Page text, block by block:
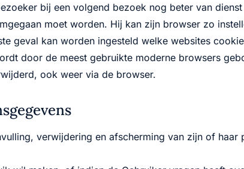
bij een volgend bezoek nog beter van
moet worden. Hij kan zijn browser zo
geval kan worden ingesteld welke websites
door de meest gebruikte moderne browsers
ook weer via de browser.
verwijdering en afscherming van zijn of